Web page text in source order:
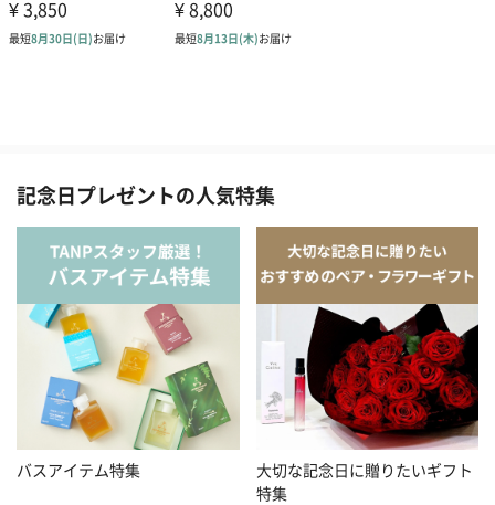
記念日プレゼントの人気特集
バスアイテム特集
大切な記念日に贈りたいギフト
特集